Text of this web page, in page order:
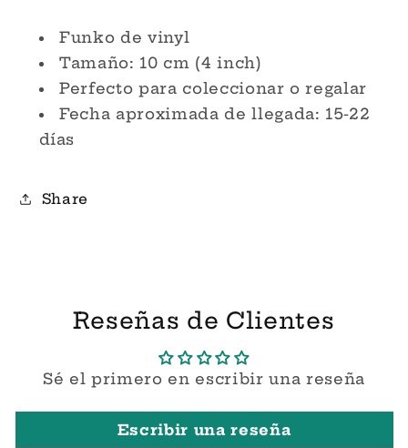
Funko
Funko
Funko de vinyl
Tamaño: 10 cm (4 inch)
Perfecto para coleccionar o regalar
Fecha aproximada de llegada: 15-22
días
Share
Reseñas de Clientes
Sé el primero en escribir una reseña
Escribir una reseña